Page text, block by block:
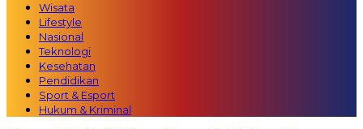
Wisata
Lifestyle
Nasional
Teknologi
Kesehatan
Pendidikan
Sport & Esport
Hukum & Kriminal